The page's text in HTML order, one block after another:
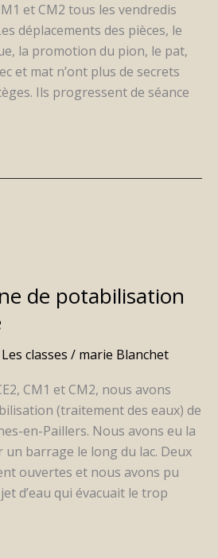
et CM2 tous les vendredis
déplacements des pièces, le
la promotion du pion, le pat,
et mat n’ont plus de secrets
Ils progressent de séance
de potabilisation
Les classes / marie Blanchet
CM1 et CM2, nous avons
(traitement des eaux) de
en-Paillers. Nous avons eu la
un barrage le long du lac. Deux
ouvertes et nous avons pu
d’eau qui évacuait le trop